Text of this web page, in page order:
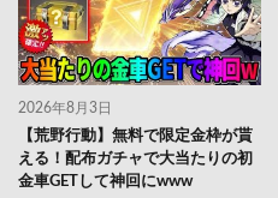
2026年8月3日
【荒野行動】無料で限定金枠が貰
える！配布ガチャで大当たりの初
金車GETして神回にwww